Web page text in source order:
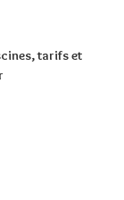
tarifs et